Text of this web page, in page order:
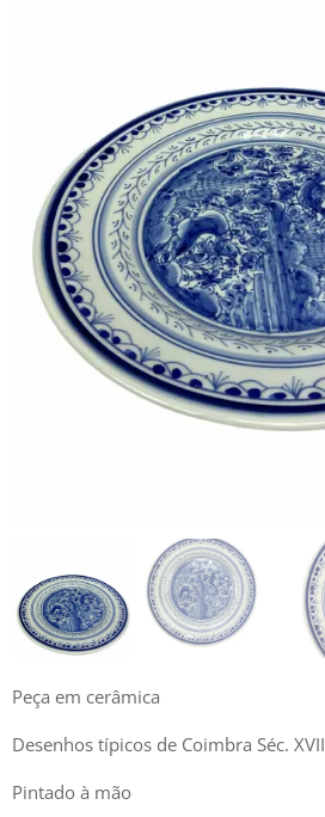
Peça em cerâmica
Desenhos típicos de Coimbra Séc. XVII
Pintado à mão